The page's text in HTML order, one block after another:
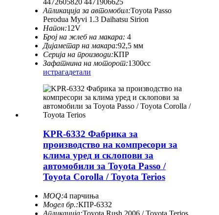
4472605820 4471906625
Апликација за автомобил:Toyota Passo
Perodua Myvi 1.3 Daihatsu Sirion
Напон:12V
Број на жлеб на макара: 4
Дијаметар на макара:92,5 мм
Серија на производи:КПР
Зафатнина на моторот:1300cc
истрагадетали
KPR-6332 Фабрика за
производство на компресори за
клима уред и склопови за
автомобили за Toyota Passo /
Toyota Corolla / Toyota Terios
MOQ:4 парчиња
Модел бр.:КПР-6332
Апликација:Toyota Rush 2006 / Toyota Terios